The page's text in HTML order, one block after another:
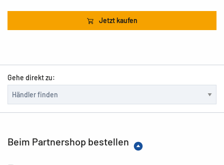
Jetzt kaufen
Gehe direkt zu:
Beim Partnershop bestellen